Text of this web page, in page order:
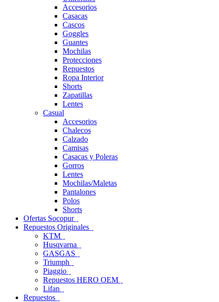
Accesorios
Casacas
Cascos
Goggles
Guantes
Mochilas
Protecciones
Repuestos
Ropa Interior
Shorts
Zapatillas
Lentes
Casual
Accesorios
Chalecos
Calzado
Camisas
Casacas y Poleras
Gorros
Lentes
Mochilas/Maletas
Pantalones
Polos
Shorts
Ofertas Socopur
Repuestos Originales
KTM
Husqvarna
GASGAS
Triumph
Piaggio
Repuestos HERO OEM
Lifan
Repuestos